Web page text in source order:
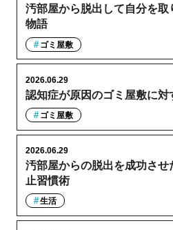
汚部屋から脱出して自分を取
物語
ゴミ屋敷
認知症が原因のゴミ屋敷に対
2026.06.29
ゴミ屋敷
汚部屋からの脱出を成功させ
止習慣術
2026.06.29
生活